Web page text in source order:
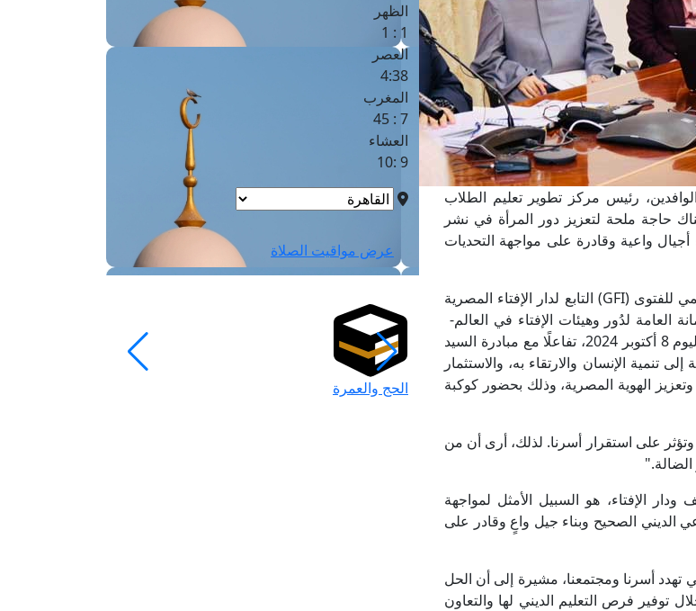
رئيس مركز تطوير تعليم الطلاب
حاجة ملحة لتعزيز دور المرأة في نشر
أجيال واعية وقادرة على مواجهة التحديات
جاء ذلك خلال الجلسة النقاشية لورشة العمل التي نظمها المؤشر العالمي للفتوى (GFI) التابع لدار الإفتاء المصرية
العامة لدُور وهيئات الإفتاء في العالم-
على هامش انعقاد ندوة "الفتوى وبناء الإنسان" التي نظمتها دار الإفتاء اليوم 8 أكتوبر 2024، تفاعلًا مع مبادرة السيد
تنمية الإنسان والارتقاء به، والاستثمار
الهوية المصرية، وذلك بحضور كوكبة
وتؤثر على استقرار أسرنا. لذلك، أرى أن من
الإفتاء، هو السبيل الأمثل لمواجهة
الديني الصحيح وبناء جيل واعٍ وقادر على
تهدد أسرنا ومجتمعنا، مشيرة إلى أن الحل
فرص التعليم الديني لها والتعاون
الظهر
1 : 1
العصر
4:38
المغرب
7 : 45
العشاء
9 :10
عرض مواقيت الصلاة
الحج والعمرة